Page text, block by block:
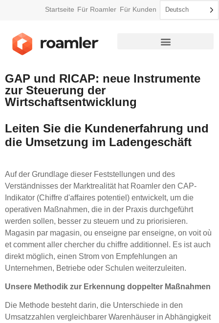
Startseite Für Roamler Für Kunden Deutsch
GAP und RICAP: neue Instrumente
zur Steuerung der
Wirtschaftsentwicklung
Leiten Sie die Kundenerfahrung und
die Umsetzung im Ladengeschäft
Auf der Grundlage dieser Feststellungen und des
Verständnisses der Marktrealität hat Roamler den CAP-
Indikator (Chiffre d'affaires potentiel) entwickelt, um die
operativen Maßnahmen, die in der Praxis durchgeführt
werden sollen, besser zu steuern und zu priorisieren.
Magasin par magasin, ou enseigne par enseigne, on voit où
et comment aller chercher du chiffre additionnel. Es ist auch
direkt möglich, einen Strom von Empfehlungen an
Unternehmen, Betriebe oder Schulen weiterzuleiten.
Unsere Methodik zur Erkennung doppelter Maßnahmen
Die Methode besteht darin, die Unterschiede in den
Umsatzzahlen vergleichbarer Warenhäuser in Abhängigkeit